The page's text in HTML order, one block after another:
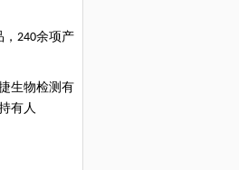
240余项产
生物检测有
有人